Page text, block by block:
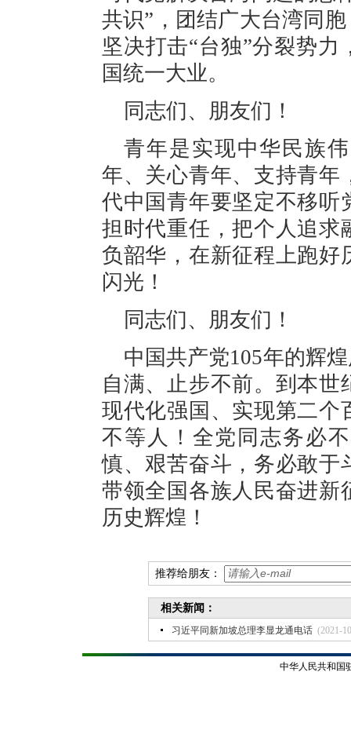
共识”，团结广大台湾同
坚决打击“台独”分裂势
国统一大业。
同志们、朋友们！
青年是实现中华民族
年、关心青年、支持青年
代中国青年要坚定不移听
担时代重任，把个人追求
负韶华，在新征程上跑好
闪光！
同志们、朋友们！
中国共产党105年的辉
自满、止步不前。到本
现代化强国、实现第二个
不等人！全党同志务必
慎、艰苦奋斗，务必敢于
带领全国各族人民奋进新
历史辉煌！
推荐给朋友：
相关新闻：
习近平同新加坡总理李显龙通电话 (2021-
中华人民共和国